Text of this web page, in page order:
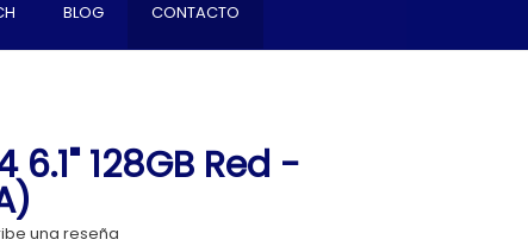
BLOG CONTACTO
6.1" 128GB Red -
una reseña